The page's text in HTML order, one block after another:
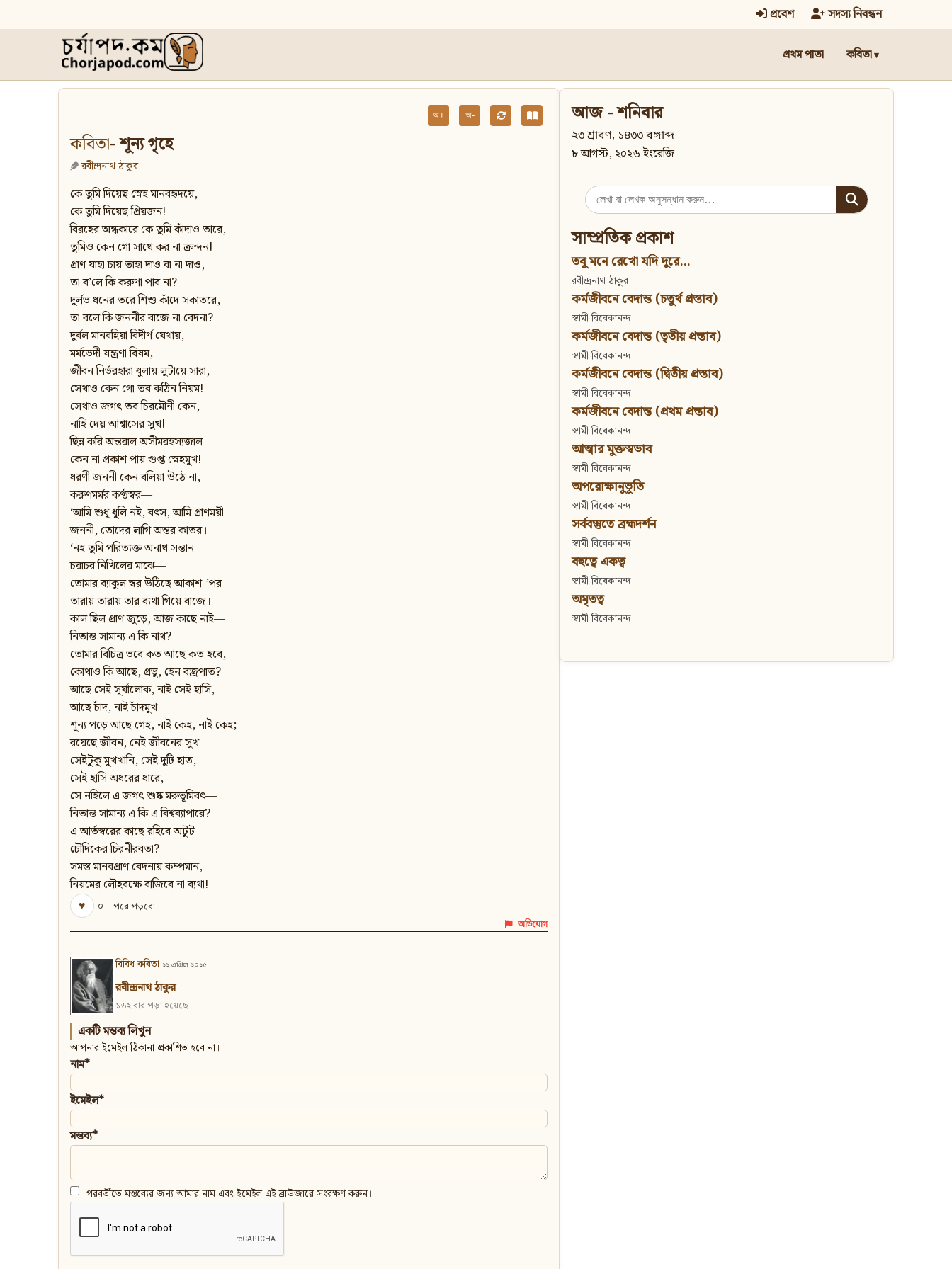
প্রবেশ সদস্য নিবন্ধন
প্রথম পাতা কবিতা
অ+ অ-
কবিতা- শূন্য গৃহে
রবীন্দ্রনাথ ঠাকুর
কে তুমি দিয়েছ স্নেহ মানবহৃদয়ে,
কে তুমি দিয়েছ প্রিয়জন!
বিরহের অন্ধকারে কে তুমি কাঁদাও তারে,
তুমিও কেন গো সাথে কর না ক্রন্দন!
প্রাণ যাহা চায় তাহা দাও বা না দাও,
তা ব’লে কি করুণা পাব না?
দুর্লভ ধনের তরে শিশু কাঁদে সকাতরে,
তা বলে কি জননীর বাজে না বেদনা?
দুর্বল মানবহিয়া বিদীর্ণ যেথায়,
মর্মভেদী যন্ত্রণা বিষম,
জীবন নির্ভরহারা ধুলায় লুটায়ে সারা,
সেথাও কেন গো তব কঠিন নিয়ম!
সেথাও জগৎ তব চিরমৌনী কেন,
নাহি দেয় আশ্বাসের সুখ!
ছিন্ন করি অন্তরাল অসীমরহস্যজাল
কেন না প্রকাশ পায় গুপ্ত স্নেহমুখ!
ধরণী জননী কেন বলিয়া উঠে না,
করুণমর্মর কণ্ঠস্বর—
‘আমি শুধু ধুলি নই, বৎস, আমি প্রাণময়ী
জননী, তোদের লাগি অন্তর কাতর।
‘নহ তুমি পরিত্যক্ত অনাথ সন্তান
চরাচর নিখিলের মাঝে—
তোমার ব্যাকুল স্বর উঠিছে আকাশ-’পর
তারায় তারায় তার ব্যথা গিয়ে বাজে।
কাল ছিল প্রাণ জুড়ে, আজ কাছে নাই—
নিতান্ত সামান্য এ কি নাথ?
তোমার বিচিত্র ভবে কত আছে কত হবে,
কোথাও কি আছে, প্রভু, হেন বজ্রপাত?
আছে সেই সূর্যালোক, নাই সেই হাসি,
আছে চাঁদ, নাই চাঁদমুখ।
শূন্য পড়ে আছে গেহ, নাই কেহ, নাই কেহ;
রয়েছে জীবন, নেই জীবনের সুখ।
সেইটুকু মুখখানি, সেই দুটি হাত,
সেই হাসি অধরের ধারে,
সে নহিলে এ জগৎ শুষ্ক মরুভূমিবৎ—
নিতান্ত সামান্য এ কি এ বিশ্বব্যাপারে?
এ আর্তস্বরের কাছে রহিবে অটুট
চৌদিকের চিরনীরবতা?
সমস্ত মানবপ্রাণ বেদনায় কম্পমান,
নিয়মের লৌহবক্ষে বাজিবে না ব্যথা!
♥
০ পরে পড়বো
অভিযোগ
বিবিধ কবিতা ২২ এপ্রিল ২০২৫
রবীন্দ্রনাথ ঠাকুর
১৬২ বার পড়া হয়েছে
একটি মন্তব্য লিখুন
আপনার ইমেইল ঠিকানা প্রকাশিত হবে না।
নাম*
ইমেইল*
মন্তব্য*
পরবর্তীতে মন্তব্যের জন্য আমার নাম এবং ইমেইল এই ব্রাউজারে সংরক্ষণ করুন।
আজ - শনিবার
২৩ শ্রাবণ, ১৪৩৩ বঙ্গাব্দ
৮ আগস্ট, ২০২৬ ইংরেজি
Search
for:
সাম্প্রতিক প্রকাশ
তবু মনে রেখো যদি দূরে...
রবীন্দ্রনাথ ঠাকুর
কর্মজীবনে বেদান্ত (চতুর্থ প্রস্তাব)
স্বামী বিবেকানন্দ
কর্মজীবনে বেদান্ত (তৃতীয় প্রস্তাব)
স্বামী বিবেকানন্দ
কর্মজীবনে বেদান্ত (দ্বিতীয় প্রস্তাব)
স্বামী বিবেকানন্দ
কর্মজীবনে বেদান্ত (প্রথম প্রস্তাব)
স্বামী বিবেকানন্দ
আত্মার মুক্তস্বভাব
স্বামী বিবেকানন্দ
অপরোক্ষানুভূতি
স্বামী বিবেকানন্দ
সর্ববস্তুতে ব্রহ্মদর্শন
স্বামী বিবেকানন্দ
বহুত্বে একত্ব
স্বামী বিবেকানন্দ
অমৃতত্ব
স্বামী বিবেকানন্দ